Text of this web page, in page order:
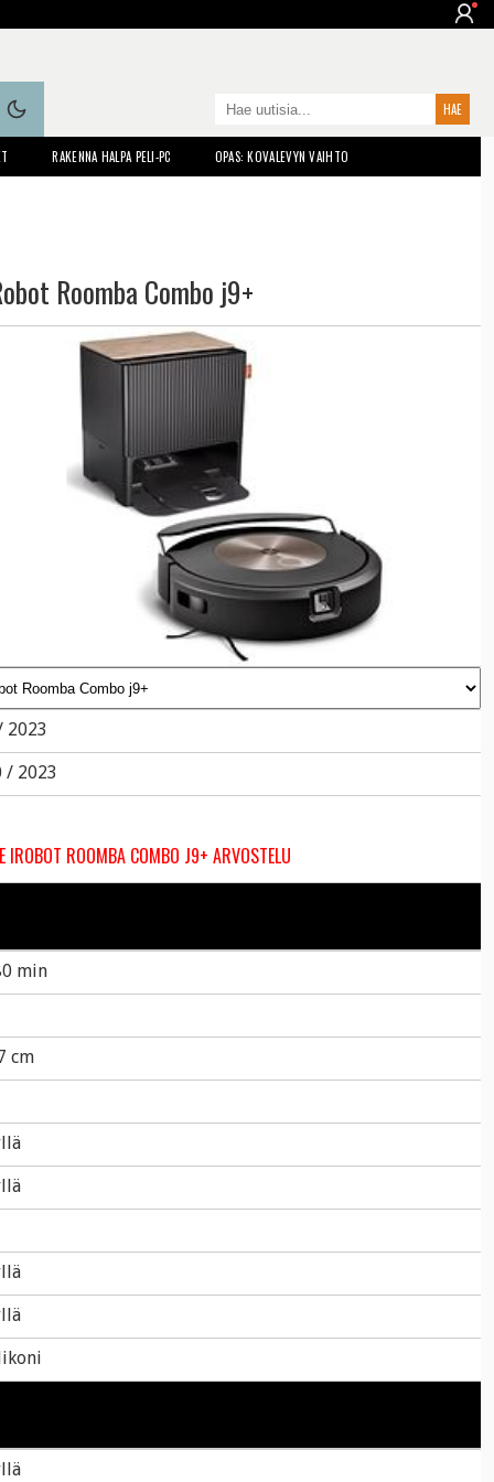
RAKENNA HALPA PELI-PC OPAS: KOVALEVYN VAIHTO
Roomba Combo j9+
2023
/ 2023
IROBOT ROOMBA COMBO J9+ ARVOSTELU
min
cm